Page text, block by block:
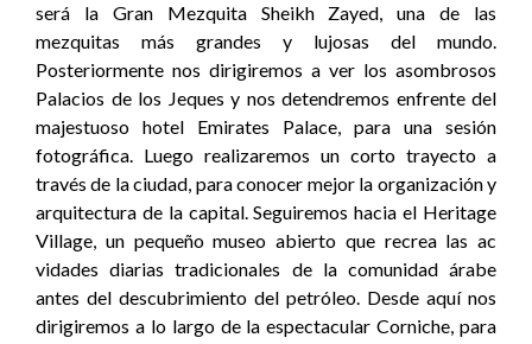
será la Gran Mezquita Sheikh Zayed, una de las
mezquitas más grandes y lujosas del mundo.
Posteriormente nos dirigiremos a ver los asombrosos
Palacios de los Jeques y nos detendremos enfrente del
majestuoso hotel Emirates Palace, para una sesión
fotográfica. Luego realizaremos un corto trayecto a
través de la ciudad, para conocer mejor la organización y
arquitectura de la capital. Seguiremos hacia el Heritage
Village, un pequeño museo abierto que recrea las ac
vidades diarias tradicionales de la comunidad árabe
antes del descubrimiento del petróleo. Desde aquí nos
dirigiremos a lo largo de la espectacular Corniche, para